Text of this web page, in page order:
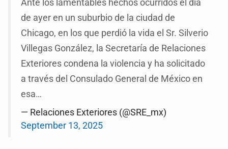
Ante los lamentables hechos ocurridos el día
de ayer en un suburbio de la ciudad de
Chicago, en los que perdió la vida el Sr. Silverio
Villegas González, la Secretaría de Relaciones
Exteriores condena la violencia y ha solicitado
a través del Consulado General de México en
esa…
— Relaciones Exteriores (@SRE_mx)
September 13, 2025